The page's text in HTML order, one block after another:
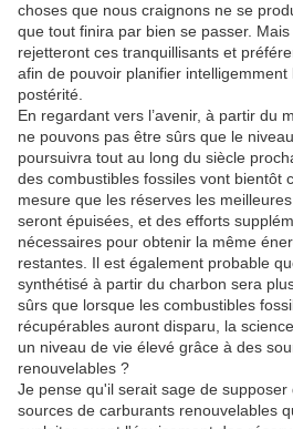
choses que nous craignons ne se
que tout finira par bien se passer.
rejetteront ces tranquillisants et
afin de pouvoir planifier
postérité.
En regardant vers l’avenir, à partir du
ne pouvons pas être sûrs que le
poursuivra tout au long du siècle
des combustibles fossiles vont bientôt
mesure que les réserves les
seront épuisées, et des efforts
nécessaires pour obtenir la même
restantes. Il est également probable
synthétisé à partir du charbon sera
sûrs que lorsque les combustibles
récupérables auront disparu, la
un niveau de vie élevé grâce à des
renouvelables ?
Je pense qu'il serait sage de supposer
sources de carburants renouvelables